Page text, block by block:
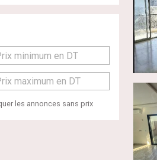
minimum en DT
maximum en DT
les annonces sans prix